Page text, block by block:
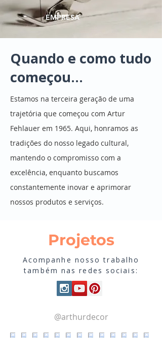
EMPRESA
Quando e como tudo
começou...
Estamos na terceira geração de uma
trajetória que começou com Artur
Fehlauer em 1965. Aqui, honramos as
tradições do nosso legado cultural,
mantendo o compromisso com a
excelência, enquanto buscamos
constantemente inovar e aprimorar
nossos produtos e serviços.
Projetos
Acompanhe nosso trabalho
também nas redes sociais:
@arthurdecor